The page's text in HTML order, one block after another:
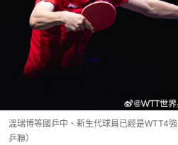
溫瑞博等國乒中、新生代球員已經是WTT4
乒聯）